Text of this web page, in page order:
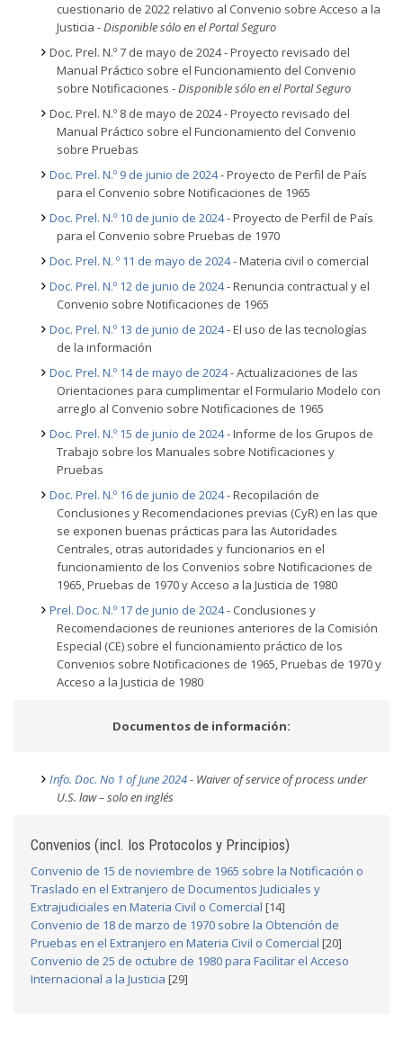
cuestionario de 2022 relativo al Convenio sobre Acceso a la
Justicia - Disponible sólo en el Portal Seguro
Doc. Prel. N.º 7 de mayo de 2024 - Proyecto revisado del
Manual Práctico sobre el Funcionamiento del Convenio
sobre Notificaciones - Disponible sólo en el Portal Seguro
Doc. Prel. N.º 8 de mayo de 2024 - Proyecto revisado del
Manual Práctico sobre el Funcionamiento del Convenio
sobre Pruebas
Doc. Prel. N.º 9 de junio de 2024- Proyecto de Perfil de País
para el Convenio sobre Notificaciones de 1965
Doc. Prel. N.º 10 de junio de 2024- Proyecto de Perfil de País
para el Convenio sobre Pruebas de 1970
Doc. Prel. N. º 11 de mayo de 2024- Materia civil o comercial
Doc. Prel. N.º 12 de junio de 2024- Renuncia contractual y el
Convenio sobre Notificaciones de 1965
Doc. Prel. N.º 13 de junio de 2024- El uso de las tecnologías
de la información
Doc. Prel. N.º 14 de mayo de 2024- Actualizaciones de las
Orientaciones para cumplimentar el Formulario Modelo con
arreglo al Convenio sobre Notificaciones de 1965
Doc. Prel. N.º 15 de junio de 2024- Informe de los Grupos de
Trabajo sobre los Manuales sobre Notificaciones y
Pruebas
Doc. Prel. N.º 16 de junio de 2024- Recopilación de
Conclusiones y Recomendaciones previas (CyR) en las que
se exponen buenas prácticas para las Autoridades
Centrales, otras autoridades y funcionarios en el
funcionamiento de los Convenios sobre Notificaciones de
1965, Pruebas de 1970 y Acceso a la Justicia de 1980
Prel. Doc. N.º 17 de junio de 2024- Conclusiones y
Recomendaciones de reuniones anteriores de la Comisión
Especial (CE) sobre el funcionamiento práctico de los
Convenios sobre Notificaciones de 1965, Pruebas de 1970 y
Acceso a la Justicia de 1980
Documentos de información:
Info. Doc. No 1 of June 2024- Waiver of service of process under
U.S. law – solo en inglés
Convenios (incl. los Protocolos y Principios)
Convenio de 15 de noviembre de 1965 sobre la Notificación o
Traslado en el Extranjero de Documentos Judiciales y
Extrajudiciales en Materia Civil o Comercial [14]
Convenio de 18 de marzo de 1970 sobre la Obtención de
Pruebas en el Extranjero en Materia Civil o Comercial [20]
Convenio de 25 de octubre de 1980 para Facilitar el Acceso
Internacional a la Justicia [29]